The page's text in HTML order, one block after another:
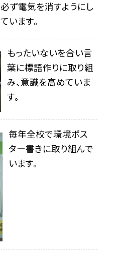
必ず電気を消すようにし
ています。
もったいないを合い言
葉に標語作りに取り組
み、意識を高めていま
す。
毎年全校で環境ポス
ター書きに取り組んで
います。